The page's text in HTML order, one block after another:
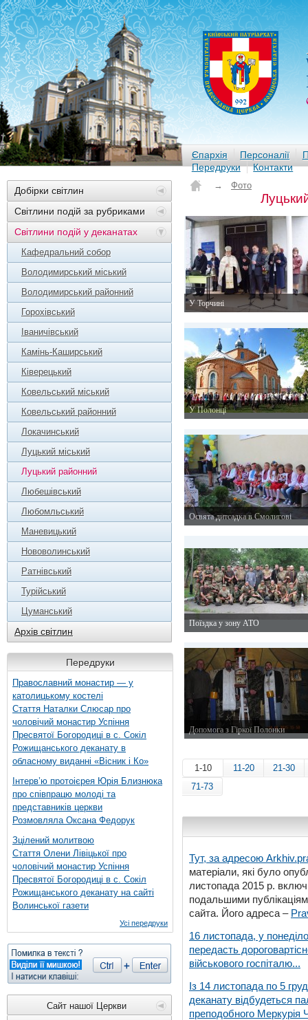
Єпархія Персоналії
Передруки
Контакти
Добірки світлин
Світлини подій за рубриками
Світлини подій у деканатах
Кафедральний собор
Володимирський міський
Володимирський районний
Горохівський
Іваничівський
Камінь-Каширський
Ківерецький
Ковельський міський
Ковельський районний
Локачинський
Луцький міський
Луцький районний
Любешівський
Любомльський
Маневицький
Нововолинський
Ратнівський
Турійський
Цуманський
Архів світлин
Передруки
Православний монастир — у
католицькому костелі
Стаття Наталки Слюсар про
чоловічий монастир Успіння
Пресвятої Богородиці в с. Сокіл
Рожищанського деканату в
обласному виданні «Вісник і Ко»
Інтерв’ю протоієрея Юрія Близнюка
про співпрацю молоді та
представників церкви
Розмовляла Оксана Федорук
Зцілений молитвою
Стаття Олени Лівіцької про
чоловічий монастир Успіння
Пресвятої Богородиці в с. Сокіл
Рожищанського деканату на сайті
Волинської газети
Усі передруки
Сайт нашої Церкви
→ Фото
У Торчині
У Полонці
Освята дитсадка в Смолигові
Поїздка у зону АТО
Допомога з Гіркої Полонки
1-10 11-20
21-30
71-73
Тут, за адресою
матеріали, які було
листопада 2015 р.
подальшими
сайта. Його адреса –
16 листопада, у
передасть
військового госпіталю...
Із 14 листопада по 5
деканату відбудеться
преподобного Меркурія